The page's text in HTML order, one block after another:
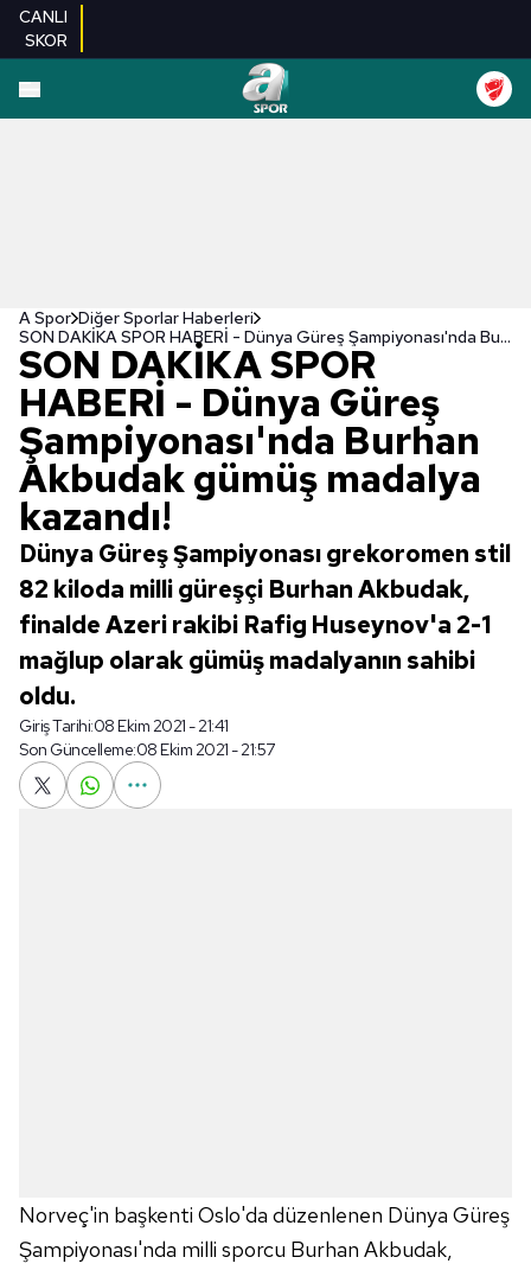
CANLI
SKOR
A Spor Diğer Sporlar Haberleri
SON DAKİKA SPOR HABERİ - Dünya Güreş Şampiyonası'nda Burhan Akbudak gümüş madalya kazandı!
SON DAKİKA SPOR
HABERİ - Dünya Güreş
Şampiyonası'nda Burhan
Akbudak gümüş madalya
kazandı!
Dünya Güreş Şampiyonası grekoromen stil
82 kiloda milli güreşçi Burhan Akbudak,
finalde Azeri rakibi Rafig Huseynov'a 2-1
mağlup olarak gümüş madalyanın sahibi
oldu.
Giriş Tarihi:08 Ekim 2021 - 21:41
Son Güncelleme:08 Ekim 2021 - 21:57
Norveç'in başkenti Oslo'da düzenlenen Dünya Güreş
Şampiyonası'nda milli sporcu Burhan Akbudak,